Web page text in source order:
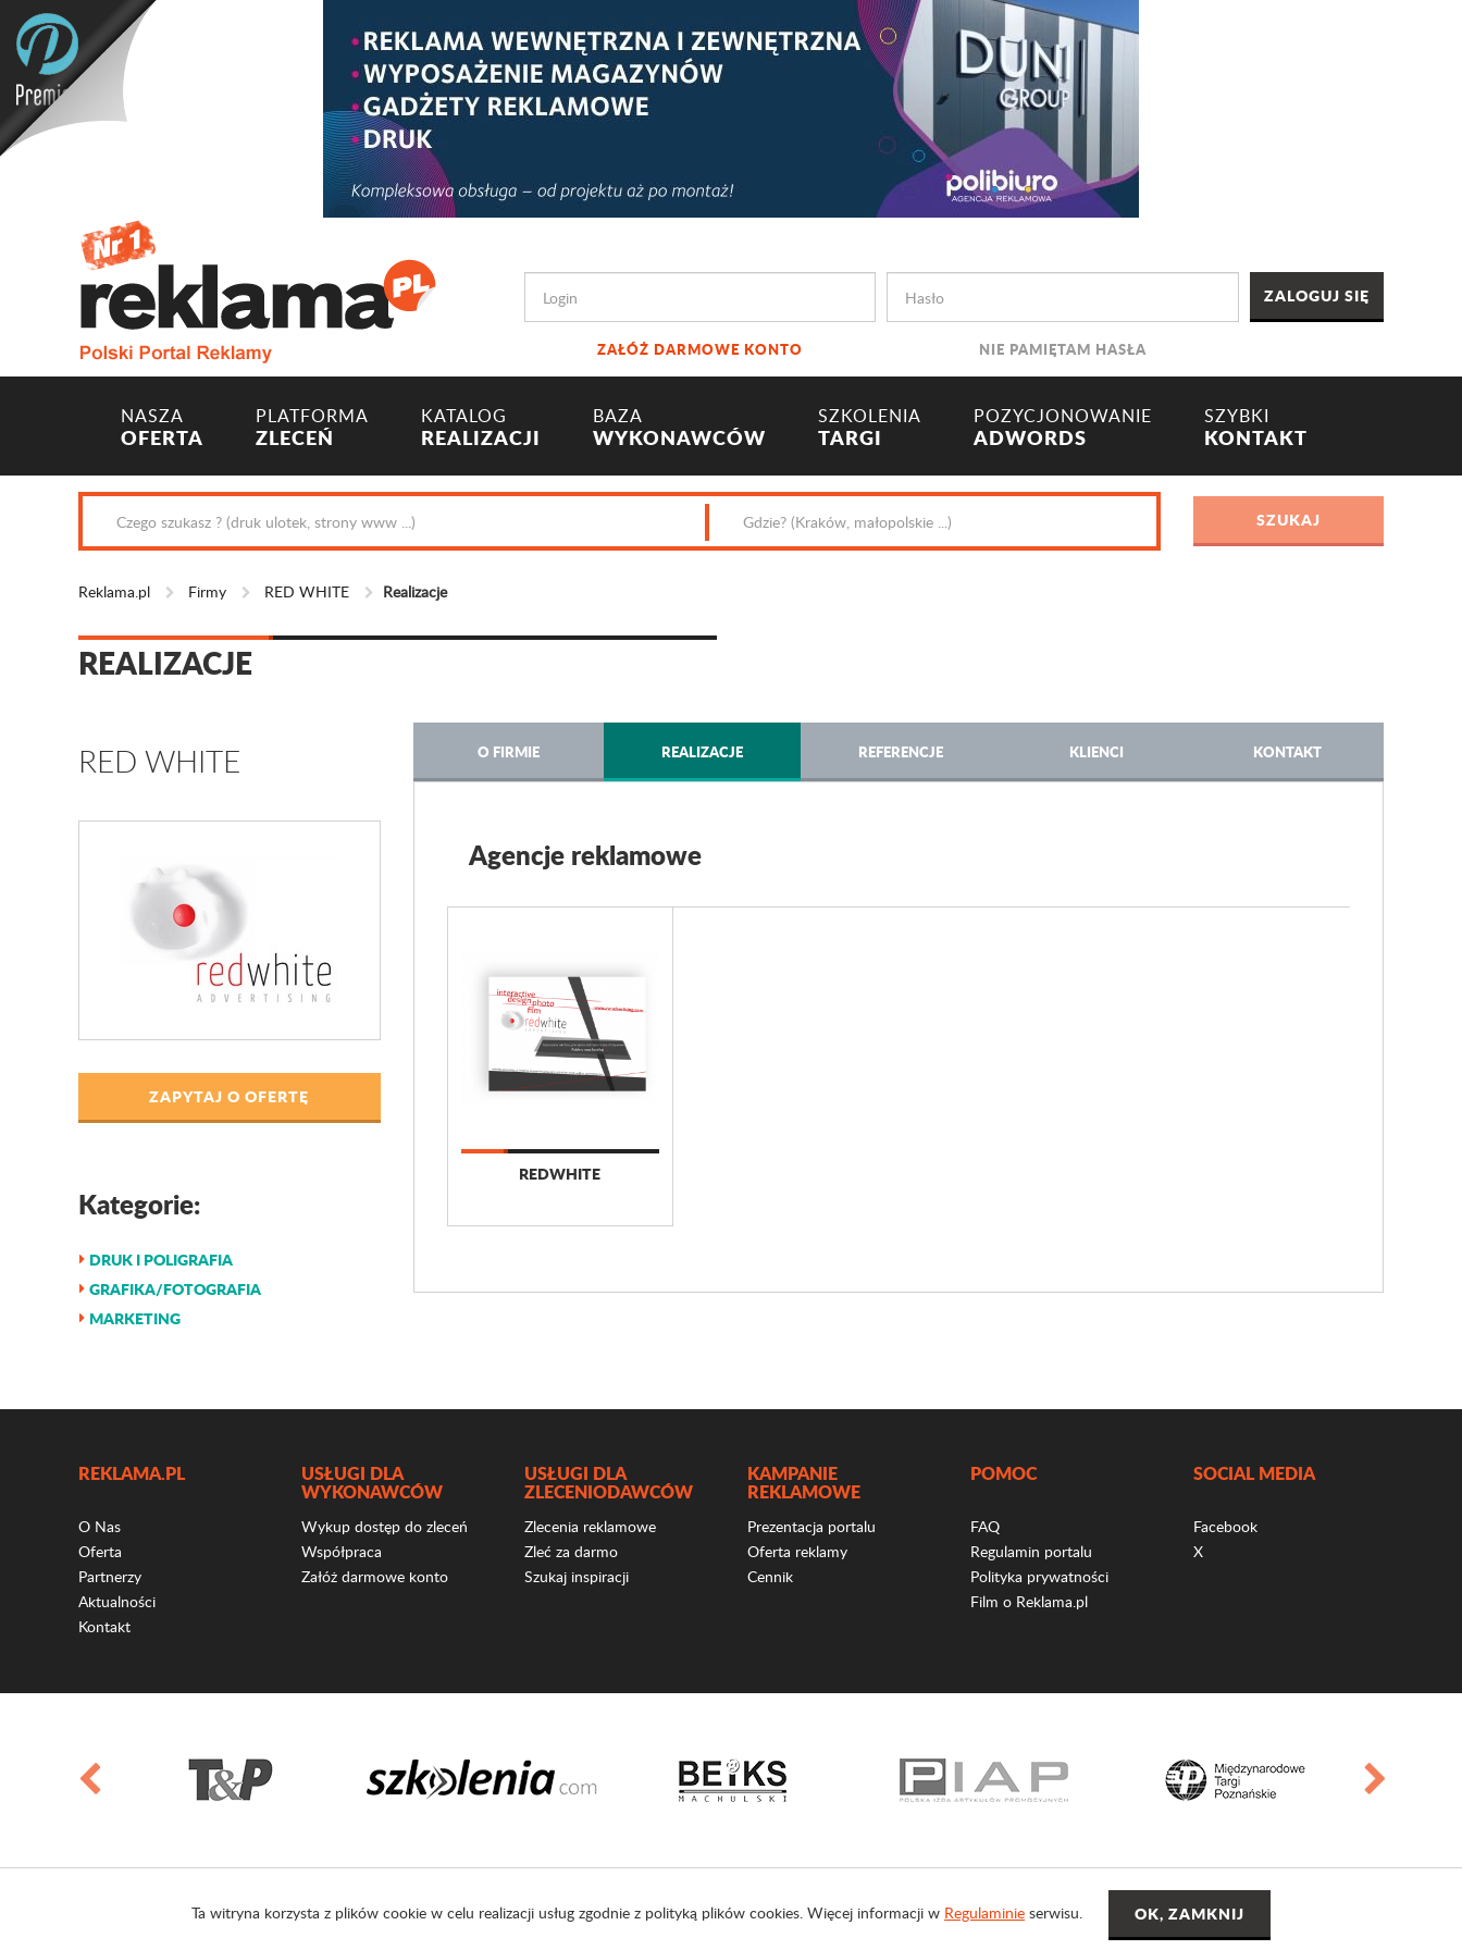
ZAŁÓŻ DARMOWE KONTO NIE PAMIĘTAM HASŁA
NASZA
OFERTA
PLATFORMA
ZLECEŃ
KATALOG
REALIZACJI
BAZA
WYKONAWCÓW
SZKOLENIA
TARGI
POZYCJONOWANIE
ADWORDS
SZYBKI
KONTAKT
Reklama.pl Firmy RED WHITE Realizacje
REALIZACJE
RED WHITE
ZAPYTAJ O OFERTĘ
Kategorie:
DRUK I POLIGRAFIA
GRAFIKA/FOTOGRAFIA
MARKETING
O FIRMIE REALIZACJE REFERENCJE KLIENCI KONTAKT
Agencje reklamowe
REDWHITE
REKLAMA.PL
O Nas
Oferta
Partnerzy
Aktualności
Kontakt
USŁUGI DLA
WYKONAWCÓW
Wykup dostęp do zleceń
Współpraca
Załóż darmowe konto
USŁUGI DLA
ZLECENIODAWCÓW
Zlecenia reklamowe
Zleć za darmo
Szukaj inspiracji
KAMPANIE
REKLAMOWE
Prezentacja portalu
Oferta reklamy
Cennik
POMOC
FAQ
Regulamin portalu
Polityka prywatności
Film o Reklama.pl
SOCIAL MEDIA
Facebook
X
Ta witryna korzysta z plików cookie w celu realizacji usług zgodnie z polityką plików cookies. Więcej informacji w Regulaminie serwisu.